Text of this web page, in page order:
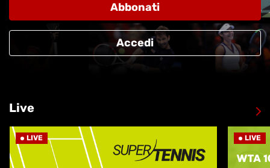
Abbonati
Accedi
Live
LIVE LIVE